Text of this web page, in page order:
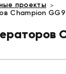
проекты
Champion